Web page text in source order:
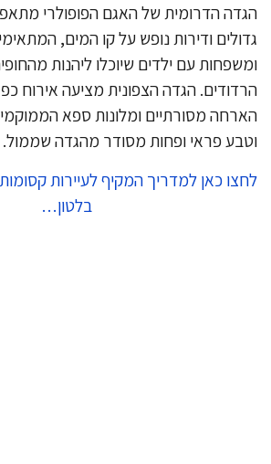
הדרומית של האגם הפופולרי
ודירות נופש על קו המים, המתאימים
עם ילדים שיוכלו ליהנות מהחופים
הגדה הצפונית מציעה אירוח כפרי
מסורתיים ומלונות ספא הממוקמים
פראי ופחות מסודר מהגדה שממול.
כאן למדריך המקיף לעיירות קסומות
בלטון…